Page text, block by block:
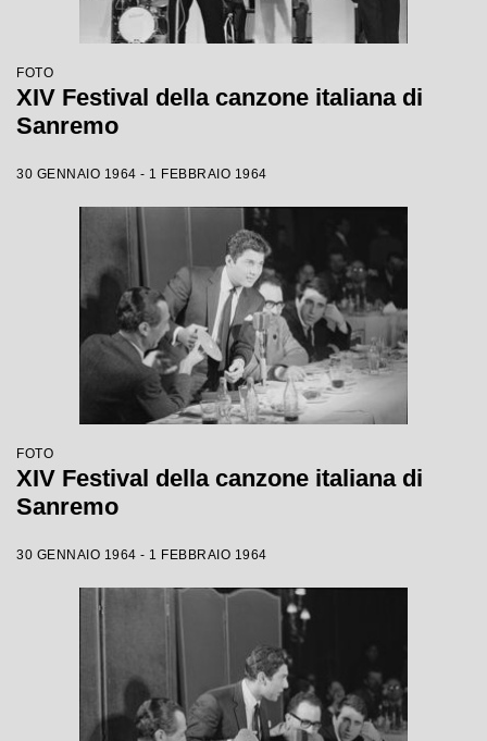
FOTO
XIV Festival della canzone italiana di
Sanremo
30 GENNAIO 1964 - 1 FEBBRAIO 1964
FOTO
XIV Festival della canzone italiana di
Sanremo
30 GENNAIO 1964 - 1 FEBBRAIO 1964